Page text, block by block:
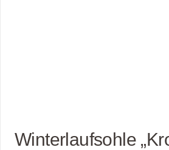
Winterlaufsohle